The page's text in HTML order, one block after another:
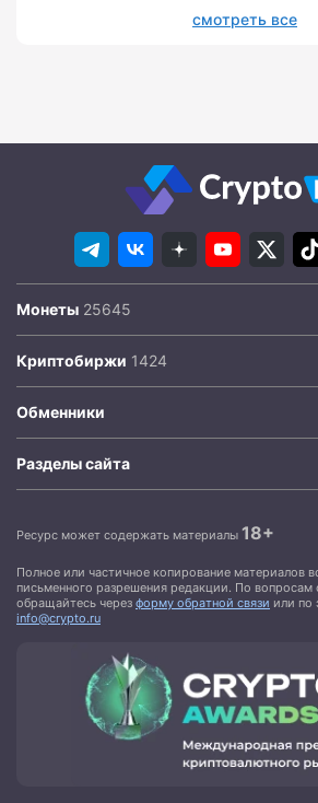
смотреть все
Монеты
Криптобиржи
Обменники
Разделы сайта
Ресурс может содержать материалы 18+
Полное или частичное копирование материалов
письменного разрешения редакции. По вопросам
обращайтесь через форму обратной связи или по
info@crypto.ru